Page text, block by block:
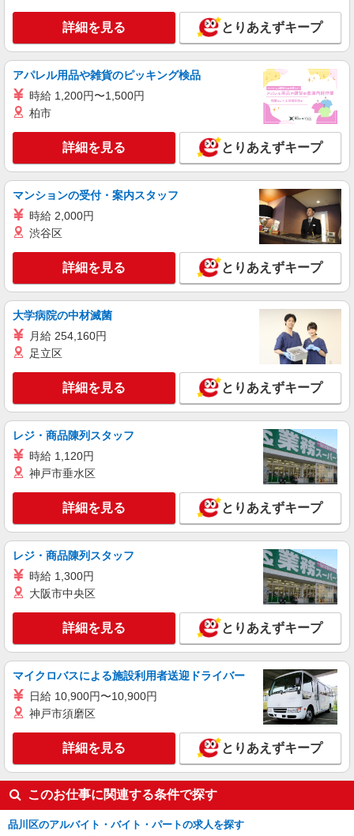
経理/一般事務
時給2050円 ★交通費規定に基づき交通費支給
東京都品川区（目黒駅）
キープ 詳細を見る
派遣社員
株式会社パソナ・東京キャリアセンター/KT600117771201
経理
月給324000円 ★交通費規定に基づき交通費支
給
キープ 詳細を見る
紹介予定派遣
株式会社パソナ・東京キャリアセンター/KT600117213201
時給2000円 ★交通費規定に基づき交通費支給
キープ 詳細を見る
詳細を見る とりあえずキープ
アパレル用品や雑貨のピッキング検品
時給 1,200円〜1,500円
柏市
詳細を見る とりあえずキープ
マンションの受付・案内スタッフ
時給 2,000円
渋谷区
詳細を見る とりあえずキープ
大学病院の中材滅菌
月給 254,160円
足立区
詳細を見る とりあえずキープ
レジ・商品陳列スタッフ
時給 1,120円
神戸市垂水区
詳細を見る とりあえずキープ
レジ・商品陳列スタッフ
時給 1,300円
大阪市中央区
詳細を見る とりあえずキープ
マイクロバスによる施設利用者送迎ドライバー
日給 10,900円〜10,900円
神戸市須磨区
詳細を見る とりあえずキープ
このお仕事に関連する条件で探す
品川区のアルバイト・バイト・パートの求人を探す